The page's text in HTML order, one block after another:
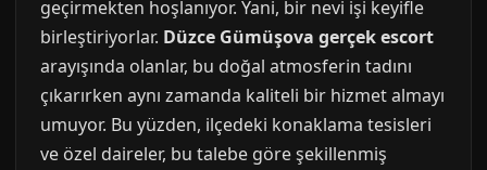
geçirmekten hoşlanıyor. Yani, bir nevi işi keyifle
birleştiriyorlar. Düzce Gümüşova gerçek escort
arayışında olanlar, bu doğal atmosferin tadını
çıkarırken aynı zamanda kaliteli bir hizmet almayı
umuyor. Bu yüzden, ilçedeki konaklama tesisleri
ve özel daireler, bu talebe göre şekillenmiş